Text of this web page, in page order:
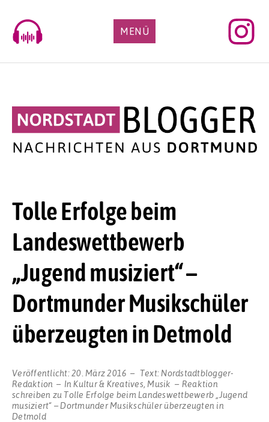
content
MENÜ
Tolle Erfolge beim
Landeswettbewerb
„Jugend musiziert“ –
Dortmunder Musikschüler
überzeugten in Detmold
Veröffentlicht:20. März 2016 Text: Nordstadtblogger-
Redaktion
InKultur & Kreatives, Musik
Reaktion
schreiben zu Tolle Erfolge beim Landeswettbewerb „Jugend
musiziert“ – Dortmunder Musikschüler überzeugten in
Detmold